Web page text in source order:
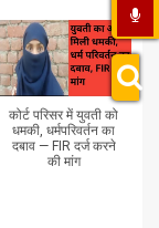
कोर्ट परिसर में युवती को
धमकी, धर्मपरिवर्तन का
दबाव — FIR दर्ज करने
की मांग